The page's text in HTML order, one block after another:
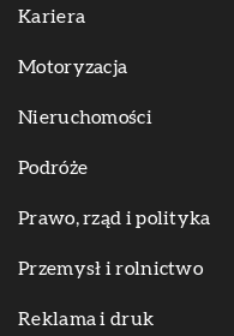
Kariera
Motoryzacja
Nieruchomości
Podróże
Prawo, rząd i polityka
Przemysł i rolnictwo
Reklama i druk